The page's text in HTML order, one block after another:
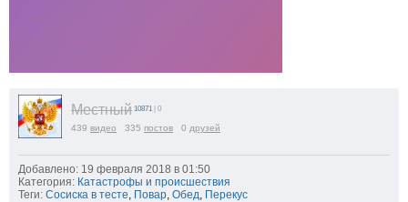
Местный 10871 | 0
439 видео 335 постов 0 друзей
Добавлено: 19 февраля 2018 в 01:50
Категория: Катастрофы и происшествия
Теги: Сосиска в тесте Повар Обед Перекус